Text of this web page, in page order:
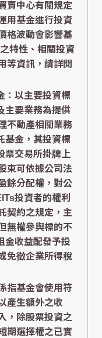
賣中心有關規定
用基金進行投資
格波動會影響基
特性、相關投資
等資訊，請詳閱
：以主要投資標
主要業務為提供
不動產相關業務
基金，其投資標
票交易所掛牌上
東可依據公司法
餘分配權，對公
投資者的權利
契約之規定，主
無權參與標的不
金收益配發予投
免徵企業所得稅
指基金會使用符
產生額外之收
，除股票投資之
期選擇權之已實